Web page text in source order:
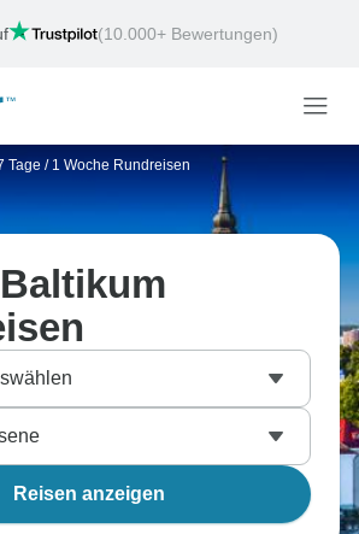
(10.000+ Bewertungen)
Tage / 1 Woche Rundreisen
Reisen anzeigen